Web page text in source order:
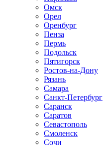
Омск
Орел
Оренбург
Пенза
Пермь
Подольск
Пятигорск
Ростов-на-Дону
Рязань
Самара
Санкт-Петербург
Саранск
Саратов
Севастополь
Смоленск
Сочи